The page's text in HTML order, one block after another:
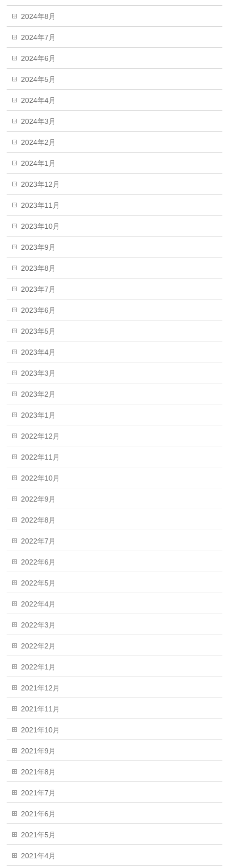
2024年8月
2024年7月
2024年6月
2024年5月
2024年4月
2024年3月
2024年2月
2024年1月
2023年12月
2023年11月
2023年10月
2023年9月
2023年8月
2023年7月
2023年6月
2023年5月
2023年4月
2023年3月
2023年2月
2023年1月
2022年12月
2022年11月
2022年10月
2022年9月
2022年8月
2022年7月
2022年6月
2022年5月
2022年4月
2022年3月
2022年2月
2022年1月
2021年12月
2021年11月
2021年10月
2021年9月
2021年8月
2021年7月
2021年6月
2021年5月
2021年4月